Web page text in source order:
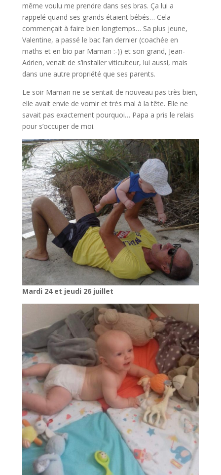
même voulu me prendre dans ses bras. Ça lui a
rappelé quand ses grands étaient bébés… Cela
commençait à faire bien longtemps… Sa plus jeune,
Valentine, a passé le bac l’an dernier (coachée en
maths et en bio par Maman :-)) et son grand, Jean-
Adrien, venait de s’installer viticulteur, lui aussi, mais
dans une autre propriété que ses parents.
Le soir Maman ne se sentait de nouveau pas très bien,
elle avait envie de vomir et très mal à la tête. Elle ne
savait pas exactement pourquoi… Papa a pris le relais
pour s’occuper de moi.
Mardi 24 et jeudi 26 juillet